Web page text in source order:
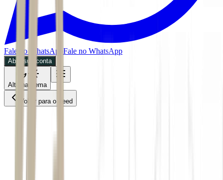
Fale no WhatsApp Fale no WhatsApp
Abra sua conta
Alternar tema
Voltar para o Feed